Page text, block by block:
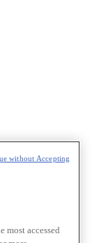
most accessed
without Accepting